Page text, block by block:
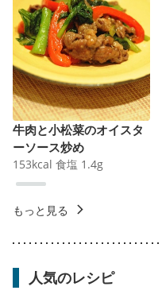
牛肉と小松菜のオイスタ
ーソース炒め
153kcal 食塩 1.4g
もっと見る
人気のレシピ